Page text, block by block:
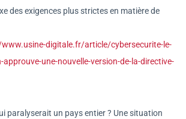
des exigences plus strictes en matière de
digitale.fr/article/cybersecurite-le-
approuve-une-nouvelle-version-de-la-directive-
paralyserait un pays entier ? Une situation